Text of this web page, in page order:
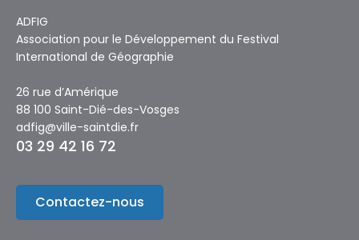
ADFIG
Association pour le Développement du Festival
International de Géographie
26 rue d’Amérique
88 100 Saint-Dié-des-Vosges
adfig@ville-saintdie.fr
03 29 42 16 72
Contactez-nous